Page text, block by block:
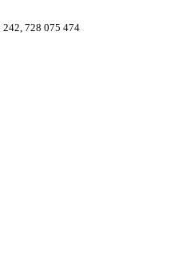
728 075 474